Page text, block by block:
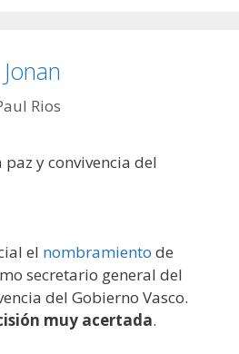
Rios
el nombramiento de
secretario general del
del Gobierno Vasco.
muy acertada.